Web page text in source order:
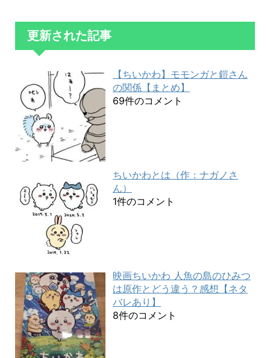
更新された記事
【ちいかわ】モモンガと鎧さん
の関係【まとめ】
69件のコメント
ちいかわとは（作：ナガノさ
ん）
1件のコメント
映画ちいかわ 人魚の島のひみつ
は原作とどう違う？感想【ネタ
バレあり】
8件のコメント